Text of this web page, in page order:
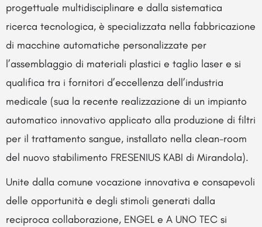
progettuale multidisciplinare e dalla sistematica
ricerca tecnologica, è specializzata nella fabbricazione
di macchine automatiche personalizzate per
l’assemblaggio di materiali plastici e taglio laser e si
qualifica tra i fornitori d’eccellenza dell’industria
medicale (sua la recente realizzazione di un impianto
automatico innovativo applicato alla produzione di filtri
per il trattamento sangue, installato nella clean-room
del nuovo stabilimento FRESENIUS KABI di Mirandola).
Unite dalla comune vocazione innovativa e consapevoli
delle opportunità e degli stimoli generati dalla
reciproca collaborazione, ENGEL e A UNO TEC si